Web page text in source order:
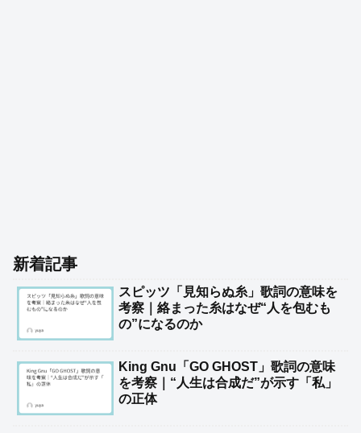
新着記事
スピッツ「見知らぬ糸」歌詞の意味を
考察｜絡まった糸はなぜ“人を包むも
の”になるのか
King Gnu「GO GHOST」歌詞の意味
を考察｜“人生は合成だ”が示す「私」
の正体